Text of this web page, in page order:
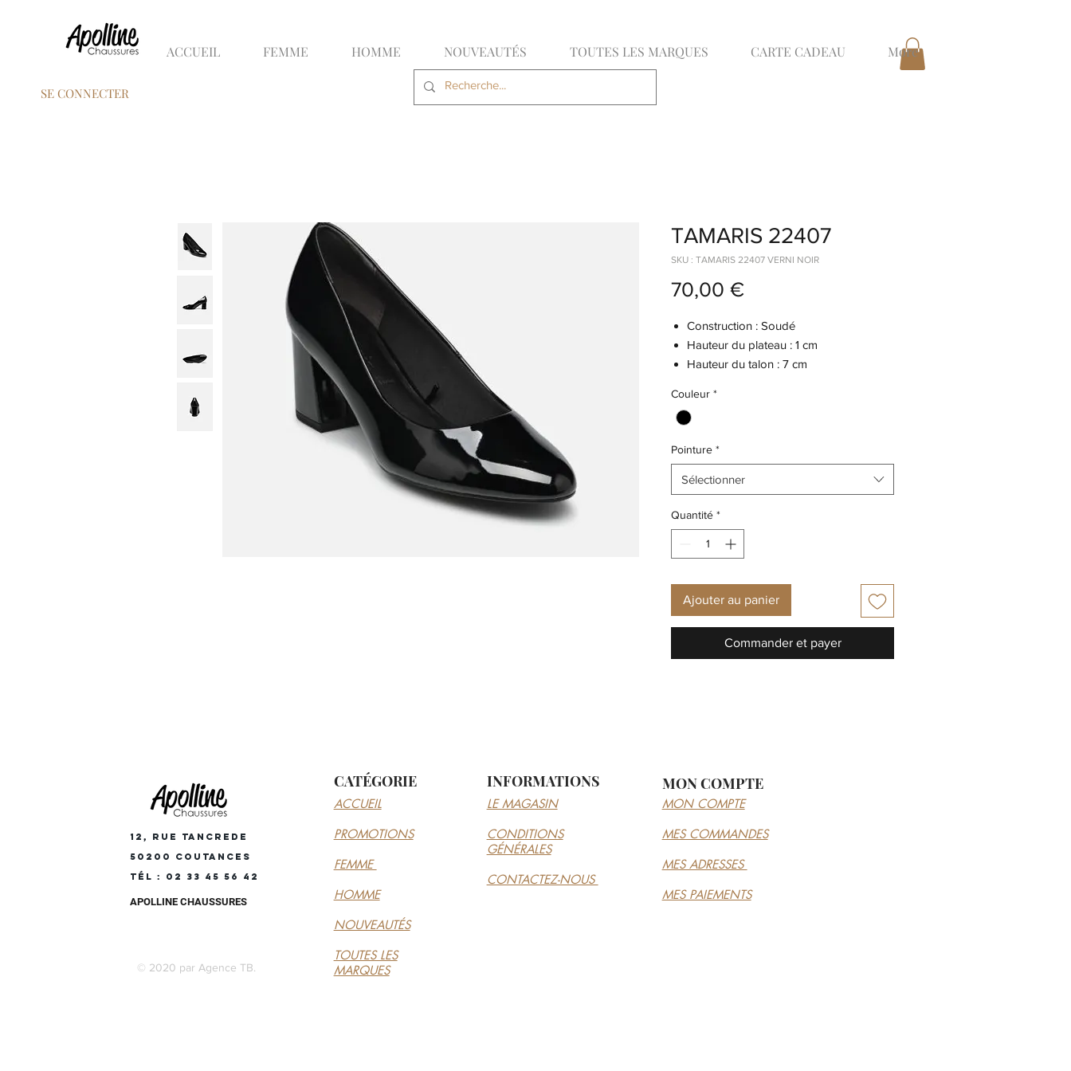
ACCUEIL FEMME HOMME NOUVEAUTÉS TOUTES LES MARQUES CARTE CADEAU More
SE CONNECTER
TAMARIS 22407
SKU : TAMARIS 22407 VERNI NOIR
70,00 €Prix
Construction : Soudé
Hauteur du plateau : 1 cm
Hauteur du talon : 7 cm
Dessus / Tige : Synthétique
Semelle intérieure : Synthétique
Couleur *
Pointure *
Sélectionner
Quantité *
Ajouter au panier
Commander et payer
© 2020 par Agence TB.
12, RUE TANCREDE
50200 COUTANCES
Tél : 02 33 45 56 42
APOLLINE CHAUSSURES
CATÉGORIE INFORMATIONS MON COMPTE
ACCUEIL
PROMOTIONS
FEMME
HOMME
NOUVEAUTÉS
TOUTES LES
MARQUES
LE MAGASIN
CONDITIONS
GÉNÉRALES
CONTACTEZ-NOUS
MON COMPTE
MES COMMANDES
MES ADRESSES
MES PAIEMENTS